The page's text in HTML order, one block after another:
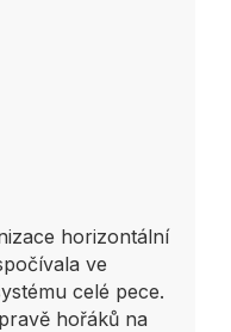
horizontální
ve
celé pece.
hořáků na